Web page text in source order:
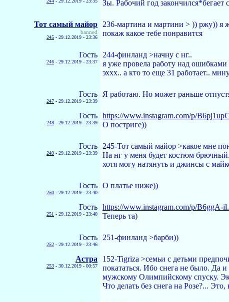
Зы. Рабочий год
Тот самый майор
banned
245 - 29.12.2019 - 23:36
236-мартина и мартини > )) ржу)) я
покаж какое тебе понравится
Гость
246 - 29.12.2019 - 23:37
244-финланд >начну с нг..
я уже провела работу над
эххх.. а кто то еще 31 работает..
Гость
247 - 29.12.2019 - 23:39
Я работаю. Но может раньше
Гость
248 - 29.12.2019 - 23:39
https://www.instagram.com/p/
О постриге))
Гость
249 - 29.12.2019 - 23:39
245-Тот самый майор >какое мне
На нг у меня будет костюм
хотя могу натянуть и джинсы с
Гость
250 - 29.12.2019 - 23:40
О платье ниже))
Гость
251 - 29.12.2019 - 23:40
https://www.instagram.com/p/B6ggA-
Теперь та)
Гость
252 - 29.12.2019 - 23:46
251-финланд >барби))
Астра
253 - 30.12.2019 - 00:57
152-Tigriza >семьи с детьми
покататься. Ибо снега не было. Да
мужскому Олимпийскому спуску.
Что делать без снега на Розе?...